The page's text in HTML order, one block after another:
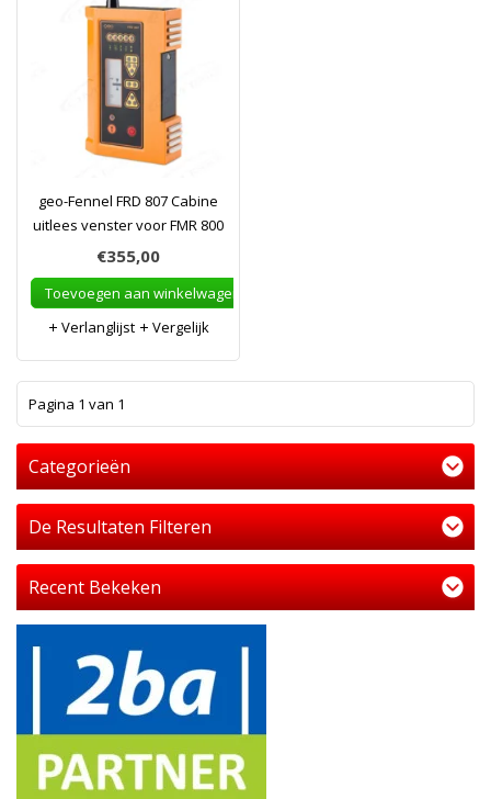
geo-Fennel FRD 807 Cabine
uitlees venster voor FMR 800
€355,00
Toevoegen aan winkelwagen
Verlanglijst
Vergelijk
Pagina 1 van 1
Categorieën
De Resultaten Filteren
Recent Bekeken